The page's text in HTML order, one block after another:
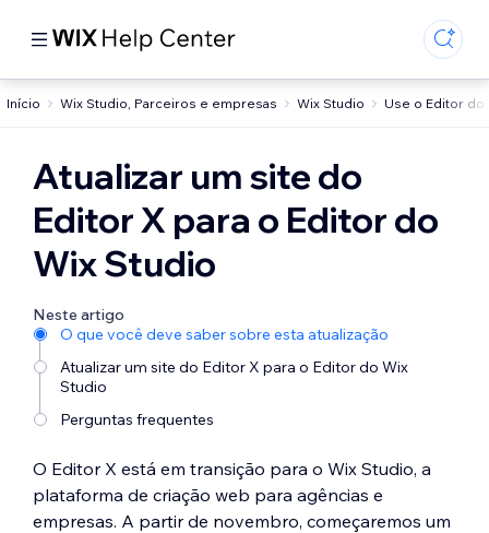
Início Wix Studio, Parceiros e empresas Wix Studio Use o Editor do
Atualizar um site do
Editor X para o Editor do
Wix Studio
Neste artigo
O que você deve saber sobre esta atualização
Atualizar um site do Editor X para o Editor do Wix
Studio
Perguntas frequentes
O Editor X está em transição para o Wix Studio, a
plataforma de criação web para agências e
empresas. A partir de novembro, começaremos um